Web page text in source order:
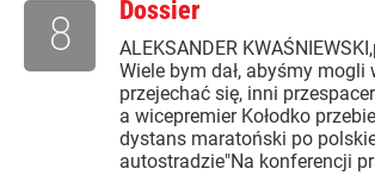
Dossier
ALEKSANDER
Wiele bym dał, abyśmy mogli
przejechać się, inni
a wicepremier Kołodko
dystans maratoński po
autostradzie"Na konferencji
8